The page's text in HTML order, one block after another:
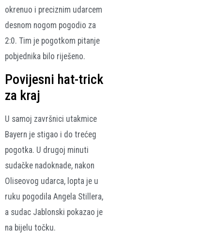
okrenuo i preciznim udarcem
desnom nogom pogodio za
2:0. Tim je pogotkom pitanje
pobjednika bilo riješeno.
Povijesni hat-trick
za kraj
U samoj završnici utakmice
Bayern je stigao i do trećeg
pogotka. U drugoj minuti
sudačke nadoknade, nakon
Oliseovog udarca, lopta je u
ruku pogodila Angela Stillera,
a sudac Jablonski pokazao je
na bijelu točku.